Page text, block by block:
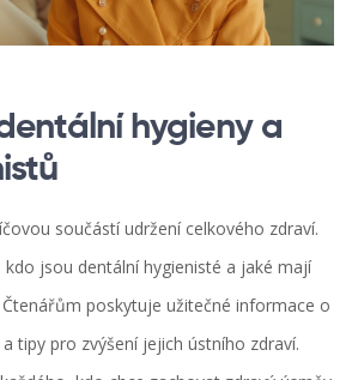
hygieny a
součástí udržení celkového zdraví.
kdo jsou dentální hygienisté a jaké mají
poskytuje užitečné informace o
tipy pro zvýšení jejich ústního zdraví.